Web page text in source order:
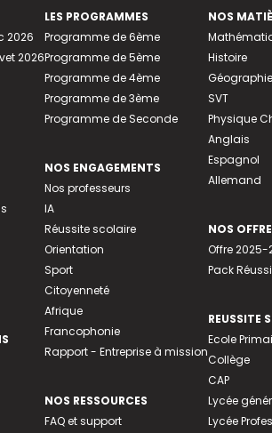
2026
2026
LES PROGRAMMES
Programme de 6ème
Programme de 5ème
Programme de 4ème
Programme de 3ème
Programme de Seconde
NOS ENGAGEMENTS
Nos professeurs
IA
Réussite scolaire
Orientation
Sport
Citoyenneté
Afrique
Francophonie
Rapport - Entreprise à mission
NOS RESSOURCES
FAQ et support
NOS
Histoire
Géographie
SVT
Physique
Anglais
Espagnol
Allemand
NOS
Offre 2025-
Pack
REUSSITE
Ecole
Collège
CAP
Lycée
Lycée